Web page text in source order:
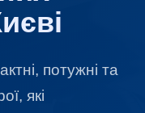
потужні та
які